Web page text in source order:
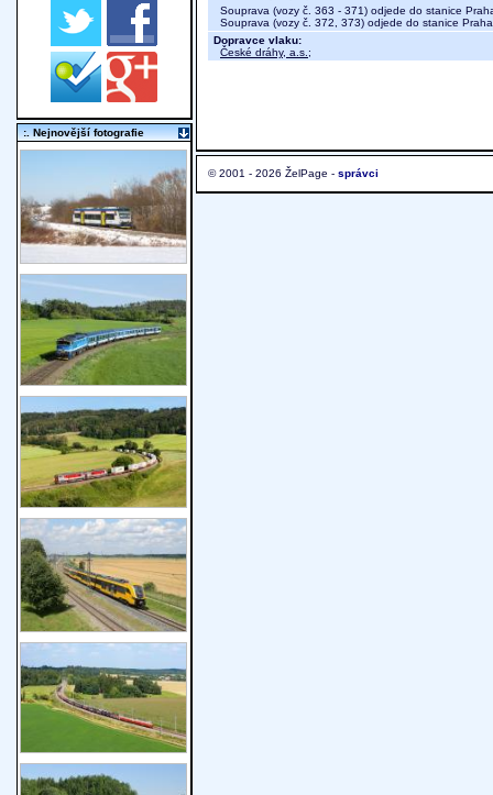
Souprava (vozy č. 363 - 371) odjede do stanice
Souprava (vozy č. 372, 373) odjede do stanice
Dopravce vlaku:
České dráhy, a.s. ;
© 2001 - 2026 ŽelPage - správci
:. Nejnovější fotografie